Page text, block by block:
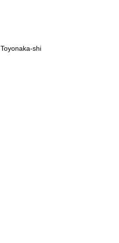
Toyonaka-shi